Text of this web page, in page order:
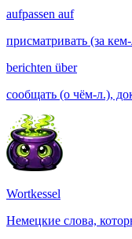
aufpassen auf
присматривать (за
berichten über
сообщать (о чём-л.),
Wortkessel
Немецкие слова,